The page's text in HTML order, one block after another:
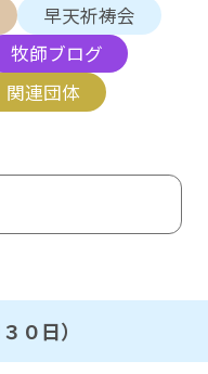
早天祈祷会
牧師ブログ
関連団体
０日）